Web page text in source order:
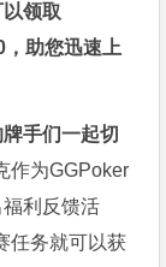
领取
助您迅速上
手们一起切
作为GGPoker
利反馈活
任务就可以获